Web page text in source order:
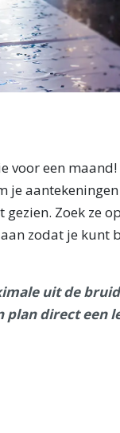
voor een maand!
je
Zoek ze
zodat je kunt
uit de
plan direct een